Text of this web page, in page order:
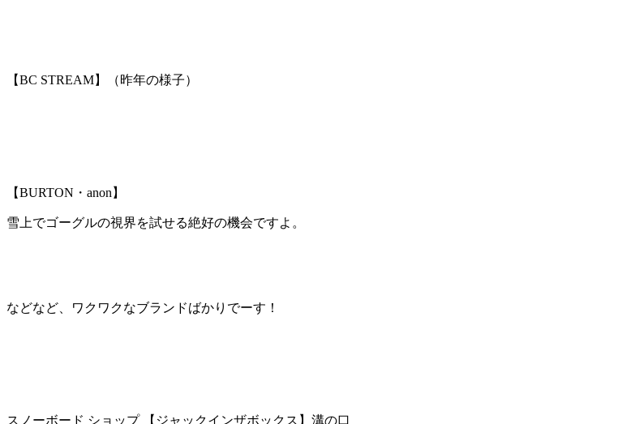
【BC STREAM】（昨年の様子）
【BURTON・anon】
雪上でゴーグルの視界を試せる絶好の機会ですよ。
などなど、ワクワクなブランドばかりでーす！
スノーボード ショップ 【ジャックインザボックス】溝の口